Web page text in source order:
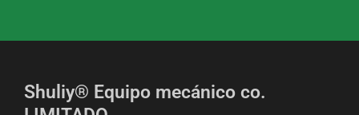
Shuliy® Equipo mecánico co.